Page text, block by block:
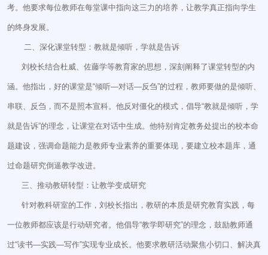
考。他要求每位教师在每堂课中指向这三力的培养，让教学真正指向学生
的终身发展。
二、深化课堂转型：教就是倾听，学就是告诉
刘校长结合杜威、佐藤学等教育家的思想，深刻阐释了课堂转型的内
涵。他指出，好的课堂是“倾听—对话—反刍”的过程，教师要做的是倾听、
串联、反刍，而不是照本宣科。他反对僵化的模式，倡导“教就是倾听，学
就是告诉”的理念，让课堂在对话中生成。他特别肯定教务处提出的校本命
题建设，强调命题能力是教师专业素养的重要体现，要建立校本题库，通
过命题研究倒逼教学改进。
三、推动教研转型：让教学变成研究
针对教科研室的工作，刘校长指出，教研的本质是研究教育实践，每
一位教师都应该是行动研究者。他倡导“教学即研究”的理念，鼓励教师通
过“读书—实践—写作”实现专业成长。他要求教研活动聚焦小切口、解决真